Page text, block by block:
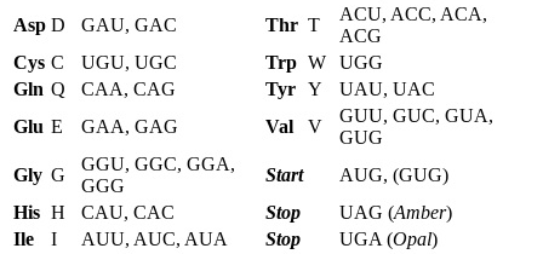
Asp D GAU, GAC Thr T
ACU, ACC, ACA,
ACG
Cys C UGU, UGC Trp W
UGG
Gln Q CAA, CAG Tyr Y
UAU, UAC
Glu E GAA, GAG Val V
GUU, GUC, GUA,
GUG
Gly G
GGU, GGC, GGA,
GGG
Start
AUG, (GUG)
His H CAU, CAC Stop UAG (Amber)
Ile
I AUU, AUC, AUA Stop UGA (Opal)